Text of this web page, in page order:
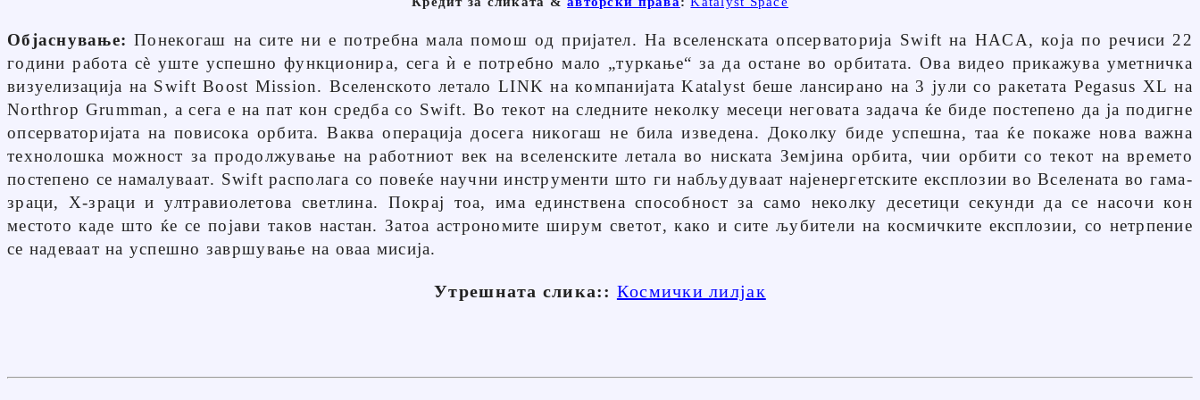
Објаснување:Понекогаш на сите ни е потребна мала помош од пријател. На вселенската опсерваторија Swift на НАСА, која по речиси 22
години работа сè уште успешно функционира, сега ѝ е потребно мало „туркање“ за да остане во орбитата. Ова видео прикажува уметничка
визуелизација на Swift Boost Mission. Вселенското летало LINK на компанијата Katalyst беше лансирано на 3 јули со ракетата Pegasus XL на
Northrop Grumman, а сега е на пат кон средба со Swift. Во текот на следните неколку месеци неговата задача ќе биде постепено да ја подигне
опсерваторијата на повисока орбита. Ваква операција досега никогаш не била изведена. Доколку биде успешна, таа ќе покаже нова важна
технолошка можност за продолжување на работниот век на вселенските летала во ниската Земјина орбита, чии орбити со текот на времето
постепено се намалуваат. Swift располага со повеќе научни инструменти што ги набљудуваат најенергетските експлозии во Вселената во гама-
зраци, Х-зраци и ултравиолетова светлина. Покрај тоа, има единствена способност за само неколку десетици секунди да се насочи кон
местото каде што ќе се појави таков настан. Затоа астрономите ширум светот, како и сите љубители на космичките експлозии, со нетрпение
се надеваат на успешно завршување на оваа мисија.
Утрешната слика:: Космички лилјак